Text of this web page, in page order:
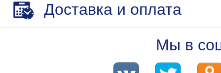
Доставка и оплата
Мы в